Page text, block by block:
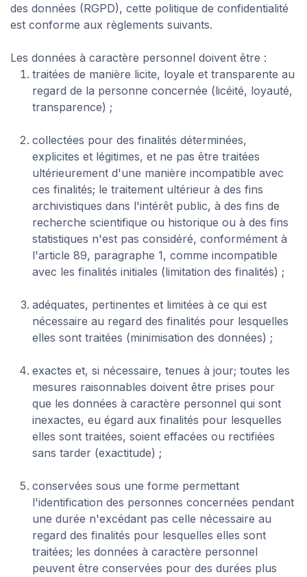
des données (RGPD), cette politique de confidentialité
est conforme aux règlements suivants.
Les données à caractère personnel doivent être :
traitées de manière licite, loyale et transparente au
regard de la personne concernée (licéité, loyauté,
transparence) ;
collectées pour des finalités déterminées,
explicites et légitimes, et ne pas être traitées
ultérieurement d'une manière incompatible avec
ces finalités; le traitement ultérieur à des fins
archivistiques dans l'intérêt public, à des fins de
recherche scientifique ou historique ou à des fins
statistiques n'est pas considéré, conformément à
l'article 89, paragraphe 1, comme incompatible
avec les finalités initiales (limitation des finalités) ;
adéquates, pertinentes et limitées à ce qui est
nécessaire au regard des finalités pour lesquelles
elles sont traitées (minimisation des données) ;
exactes et, si nécessaire, tenues à jour; toutes les
mesures raisonnables doivent être prises pour
que les données à caractère personnel qui sont
inexactes, eu égard aux finalités pour lesquelles
elles sont traitées, soient effacées ou rectifiées
sans tarder (exactitude) ;
conservées sous une forme permettant
l'identification des personnes concernées pendant
une durée n'excédant pas celle nécessaire au
regard des finalités pour lesquelles elles sont
traitées; les données à caractère personnel
peuvent être conservées pour des durées plus